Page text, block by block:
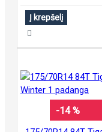
Į krepšelį
-14 %